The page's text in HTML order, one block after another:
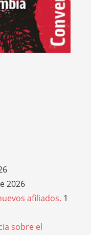
2026
afiliados. 1
sobre el